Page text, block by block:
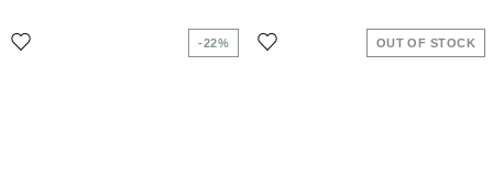
-22% OUT OF STOCK